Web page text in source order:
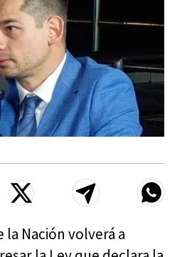
la Nación volverá a